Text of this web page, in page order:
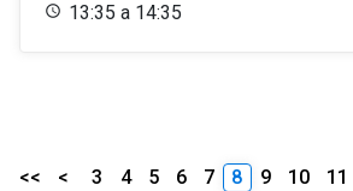
13:35 a 14:35
<< < 3 4 5 6 7 8 9 10 11